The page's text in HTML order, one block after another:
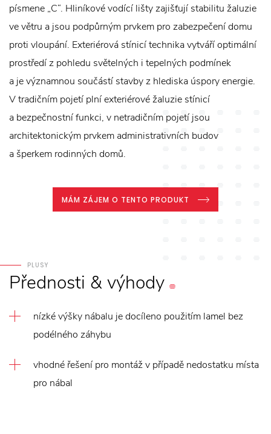
písmene „C“. Hliníkové vodící lišty zajišťují stabilitu žaluzie
ve větru a jsou podpůrným prvkem pro zabezpečení domu
proti vloupání. Exteriérová stínicí technika vytváří optimální
prostředí z pohledu světelných i tepelných podmínek
a je významnou součástí stavby z hlediska úspory energie.
V tradičním pojetí plní exteriérové žaluzie stínicí
a bezpečnostní funkci, v netradičním pojetí jsou
architektonickým prvkem administrativních budov
a šperkem rodinných domů.
MÁM ZÁJEM O TENTO PRODUKT
PLUSY
Přednosti &výhody
nízké výšky nábalu je docíleno použitím lamel bez
podélného záhybu
vhodné řešení pro montáž v případě nedostatku místa
pro nábal